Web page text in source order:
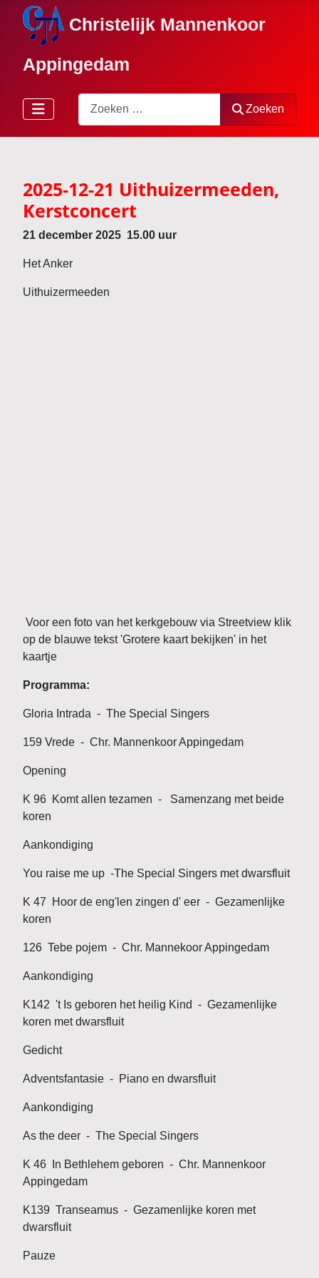
Christelijk Mannenkoor
Appingedam
Zoeken
2025-12-21 Uithuizermeeden,
Kerstconcert
21 december 2025 15.00 uur
Het Anker
Uithuizermeeden
Voor een foto van het kerkgebouw via Streetview klik
op de blauwe tekst 'Grotere kaart bekijken' in het
kaartje
Programma:
Gloria Intrada - The Special Singers
159 Vrede - Chr. Mannenkoor Appingedam
Opening
K 96 Komt allen tezamen - Samenzang met beide
koren
Aankondiging
You raise me up -The Special Singers met dwarsfluit
K 47 Hoor de eng'len zingen d' eer - Gezamenlijke
koren
126 Tebe pojem - Chr. Mannekoor Appingedam
Aankondiging
K142 't Is geboren het heilig Kind - Gezamenlijke
koren met dwarsfluit
Gedicht
Adventsfantasie - Piano en dwarsfluit
Aankondiging
As the deer - The Special Singers
K 46 In Bethlehem geboren - Chr. Mannenkoor
Appingedam
K139 Transeamus - Gezamenlijke koren met
dwarsfluit
Pauze